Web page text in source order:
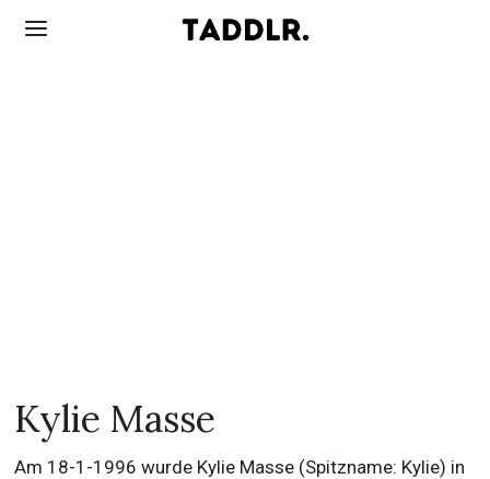
Kylie Masse
Am 18-1-1996 wurde Kylie Masse (Spitzname: Kylie) in